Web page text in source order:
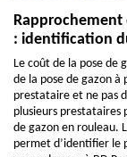
Rapprochement
: identification
Le coût de la pose de
de la pose de gazon à
prestataire et ne pas
plusieurs prestataires
de gazon en rouleau.
permet d’identifier le